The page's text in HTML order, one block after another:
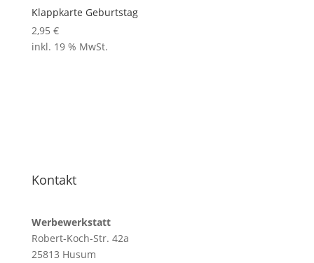
Klappkarte Geburtstag
2,95 €
inkl. 19 % MwSt.
Kontakt
Werbewerkstatt
Robert-Koch-Str. 42a
25813 Husum